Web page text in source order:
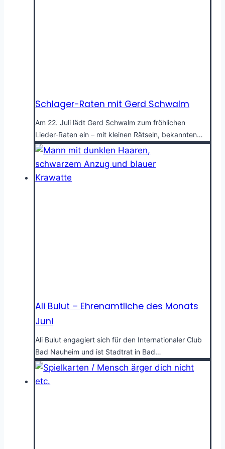
Schlager-Raten mit Gerd Schwalm
Am 22. Juli lädt Gerd Schwalm zum fröhlichen
Lieder-Raten ein – mit kleinen Rätseln, bekannten…
Ali Bulut – Ehrenamtliche des Monats
Juni
Ali Bulut engagiert sich für den Internationaler Club
Bad Nauheim und ist Stadtrat in Bad…